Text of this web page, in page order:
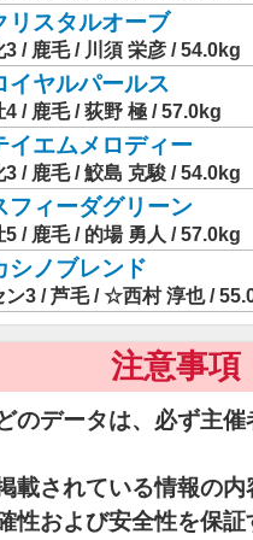
リスタルオーブ
3 / 鹿毛 / 川須 栄彦 / 54.0kg
イヤルパールス
4 / 鹿毛 / 荻野 極 / 57.0kg
イエムメロディー
3 / 鹿毛 / 鮫島 克駿 / 54.0kg
フィーダグリーン
5 / 鹿毛 / 的場 勇人 / 57.0kg
シノブレンド
ン3 / 芦毛 / ☆西村 淳也 /
注意事項
のデータは、必ず主
載されている情報の
性および安全性を保